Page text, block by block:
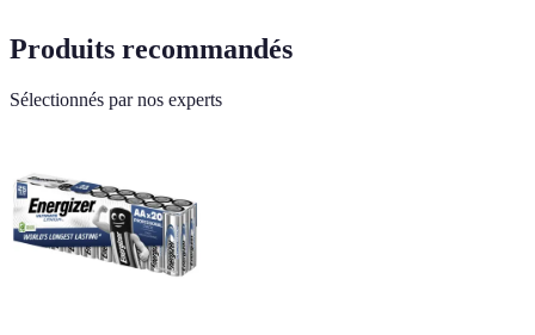
Produits recommandés
Sélectionnés par nos experts